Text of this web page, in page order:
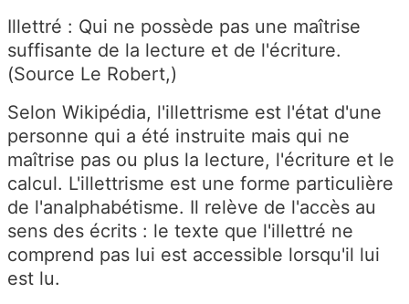
Illettré : Qui ne possède pas une maîtrise
suffisante de la lecture et de l'écriture.
(Source Le Robert,)
Selon Wikipédia, l'illettrisme est l'état d'une
personne qui a été instruite mais qui ne
maîtrise pas ou plus la lecture, l'écriture et le
calcul. L'illettrisme est une forme particulière
de l'analphabétisme. Il relève de l'accès au
sens des écrits : le texte que l'illettré ne
comprend pas lui est accessible lorsqu'il lui
est lu.